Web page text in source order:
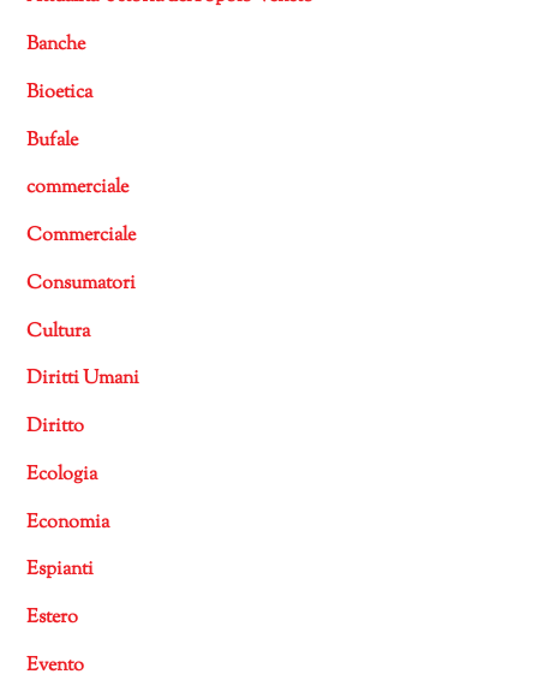
Banche
Bioetica
Bufale
commerciale
Commerciale
Consumatori
Cultura
Diritti Umani
Diritto
Ecologia
Economia
Espianti
Estero
Evento